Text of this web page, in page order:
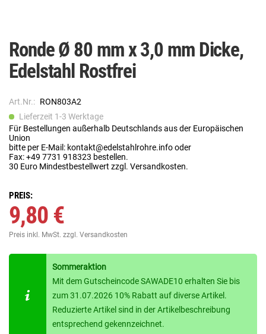
Ronde Ø 80 mm x 3,0 mm Dicke,
Edelstahl Rostfrei
Art.Nr.: RON803A2
Lieferzeit 1-3 Werktage
Für Bestellungen außerhalb Deutschlands aus der Europäischen
Union
bitte per E-Mail: kontakt@edelstahlrohre.info oder
Fax: +49 7731 918323 bestellen.
30 Euro Mindestbestellwert zzgl. Versandkosten.
PREIS:
9,80 €
Preis inkl. MwSt. zzgl. Versandkosten
Sommeraktion
Mit dem Gutscheincode SAWADE10 erhalten Sie bis
zum 31.07.2026 10% Rabatt auf diverse Artikel.
Reduzierte Artikel sind in der Artikelbeschreibung
entsprechend gekennzeichnet.